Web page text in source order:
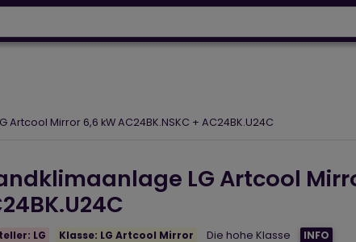
Artcool Mirror 6,6 kW AC24BK.NSKC + AC24BK.U24C
LG Artcool
LG Klasse: LG Artcool Mirror Die hohe Klasse INFO